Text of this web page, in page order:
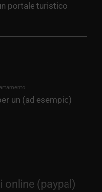
portale turistico
un (ad esempio)
online (paypal)